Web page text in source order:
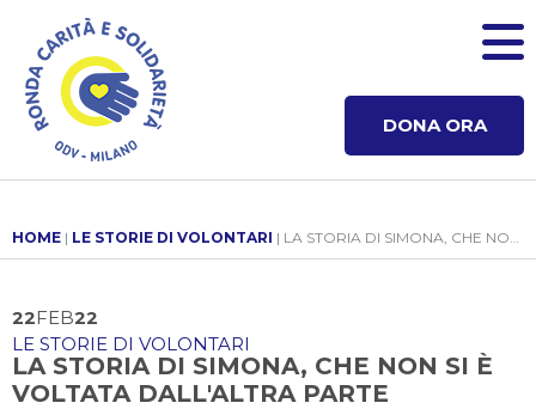
DONA ORA
HOME | LE STORIE DI VOLONTARI | LA STORIA DI SIMONA, CHE NON SI È VOLTATA DALL'ALTRA PARTE
22FEB22
LE STORIE DI VOLONTARI
LA STORIA DI SIMONA, CHE NON SI È
VOLTATA DALL'ALTRA PARTE